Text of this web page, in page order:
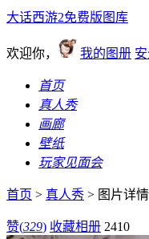
大话西游2免费版图库
欢迎你， 我的图册
首页
真人秀
画廊
壁纸
玩家见面会
首页 > 真人秀 > 图片详情
赞(329) 收藏相册 2410